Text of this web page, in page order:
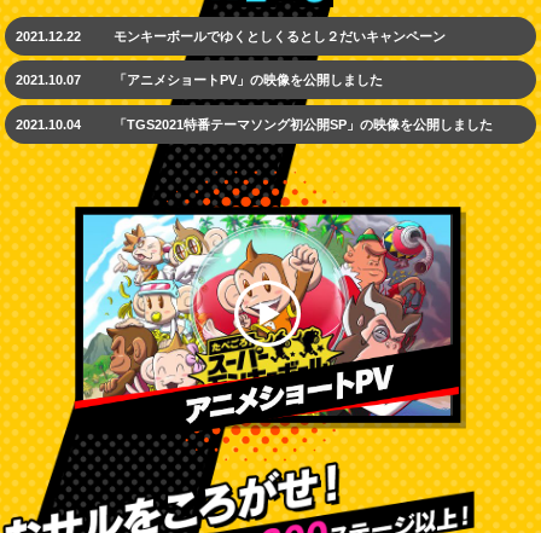
2021.12.22 モンキーボールでゆくとしくるとし２だいキャンペーン
2021.10.07 「アニメショートPV」の映像を公開しました
2021.10.04 「TGS2021特番テーマソング初公開SP」の映像を公開しました